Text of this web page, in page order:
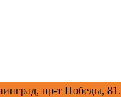
пр-т Победы, 81.